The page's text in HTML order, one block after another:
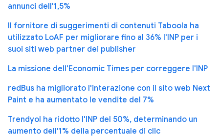
annunci dell'1,5%
Il fornitore di suggerimenti di contenuti Taboola ha
utilizzato LoAF per migliorare fino al 36% l'INP per i
suoi siti web partner dei publisher
La missione dell'Economic Times per correggere l'INP
redBus ha migliorato l'interazione con il sito web Next
Paint e ha aumentato le vendite del 7%
Trendyol ha ridotto l'INP del 50%, determinando un
aumento dell'1% della percentuale di clic